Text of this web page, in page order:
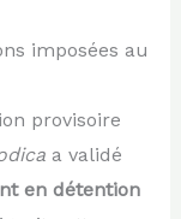
imposées au
provisoire
a validé
en détention